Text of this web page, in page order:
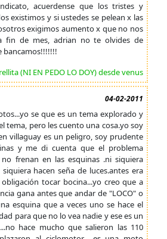
acuerdense que los tristes y
existimos y si ustedes se pelean x las
exigimos aumento x que no nos
fin de mes, adrian no te olvides de
bancamos!!!!!!!
(NI EN PEDO LO DOY) desde venus
04-02-2011
se que es un tema explorado y
tema, pero les cuento una cosa.yo soy
villaguay es un peligro, soy prudente
y me di cuenta que el problema
frenan en las esquinas .ni siquiera
hacen seña de luces.antes era
tocar bocina...yo creo que a
gana antes que andar de "LOCO" o
esquina que a veces uno se hace el
para que no lo vea nadie y ese es un
hace mucho que salieron las 110